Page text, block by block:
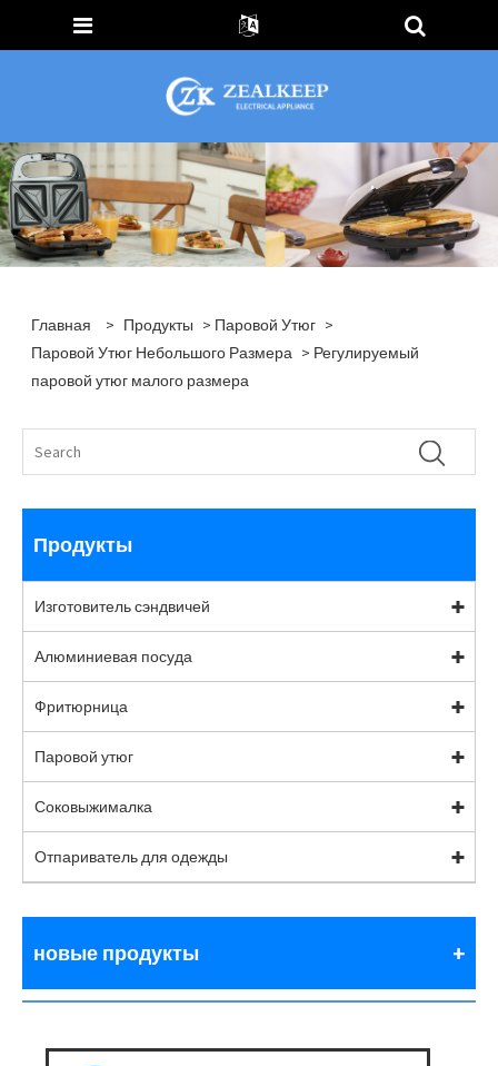
Главная > Продукты > Паровой Утюг >
Паровой Утюг Небольшого Размера > Регулируемый
паровой утюг малого размера
Продукты
Изготовитель сэндвичей
Алюминиевая посуда
Фритюрница
Паровой утюг
Соковыжималка
Отпариватель для одежды
новые продукты